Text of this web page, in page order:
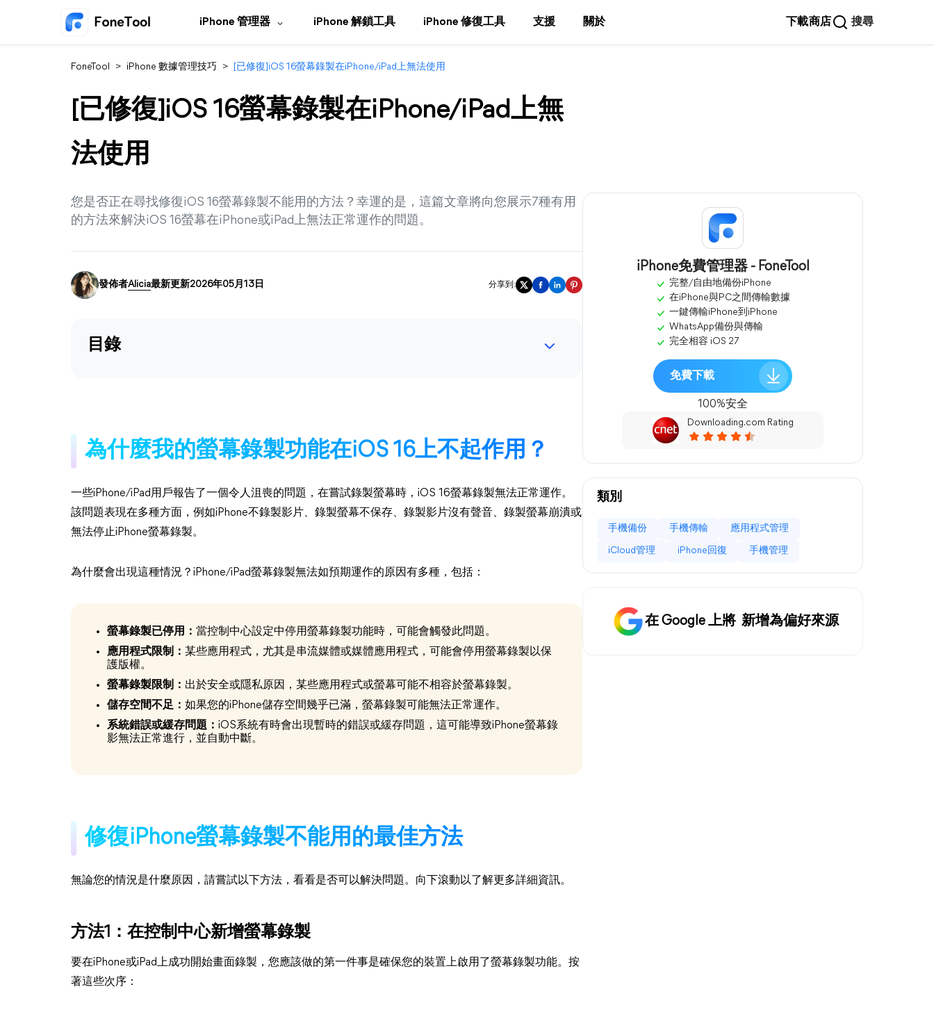
iPhone 管理器 iPhone 解鎖工具 iPhone 修復工具 支援 關於 下載商店 搜尋
FoneTool > iPhone 數據管理技巧 > [已修復]iOS 16螢幕錄製在iPhone/iPad上無法使用
[已修復]iOS 16螢幕錄製在iPhone/iPad上無
法使用
您是否正在尋找修復iOS 16螢幕錄製不能用的方法？幸運的是，這篇文章將向您展示7種有用
的方法來解決iOS 16螢幕在iPhone或iPad上無法正常運作的問題。
發佈者Alicia最新更新2026年05月13日 分享到:
目錄
為什麼我的螢幕錄製功能在iOS 16上不起作用？
一些iPhone/iPad用戶報告了一個令人沮喪的問題，在嘗試錄製螢幕時，iOS 16螢幕錄製無法正常運作。
該問題表現在多種方面，例如iPhone不錄製影片、錄製螢幕不保存、錄製影片沒有聲音、錄製螢幕崩潰或
無法停止iPhone螢幕錄製。
為什麼會出現這種情況？iPhone/iPad螢幕錄製無法如預期運作的原因有多種，包括：
螢幕錄製已停用： 當控制中心設定中停用螢幕錄製功能時，可能會觸發此問題。
應用程式限制： 某些應用程式，尤其是串流媒體或媒體應用程式，可能會停用螢幕錄製以保
護版權。
螢幕錄製限制： 出於安全或隱私原因，某些應用程式或螢幕可能不相容於螢幕錄製。
儲存空間不足： 如果您的iPhone儲存空間幾乎已滿，螢幕錄製可能無法正常運作。
系統錯誤或緩存問題： iOS系統有時會出現暫時的錯誤或緩存問題，這可能導致iPhone螢幕錄
影無法正常進行，並自動中斷。
修復iPhone螢幕錄製不能用的最佳方法
無論您的情況是什麼原因，請嘗試以下方法，看看是否可以解決問題。向下滾動以了解更多詳細資訊。
方法1：在控制中心新增螢幕錄製
要在iPhone或iPad上成功開始畫面錄製，您應該做的第一件事是確保您的裝置上啟用了螢幕錄製功能。按
著這些次序：
iPhone免費管理器 - FoneTool
完整/自由地備份iPhone
在iPhone與PC之間傳輸數據
一鍵傳輸iPhone到iPhone
WhatsApp備份與傳輸
完全相容 iOS 27
免費下載
100%安全
Downloading.com Rating
類別
手機備份 手機傳輸 應用程式管理
iCloud管理 iPhone回復 手機管理
在 Google 上將 新增為偏好來源